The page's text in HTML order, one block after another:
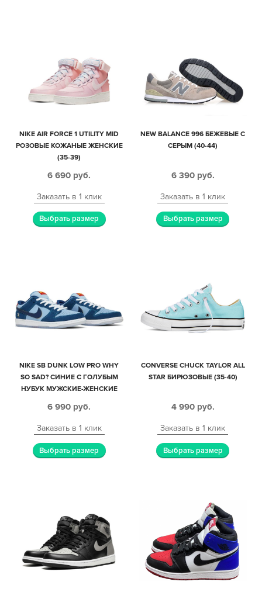
NIKE AIR FORCE 1 UTILITY MID
РОЗОВЫЕ КОЖАНЫЕ ЖЕНСКИЕ
(35-39)
6 690 руб.
Заказать в 1 клик
Выбрать размер
NEW BALANCE 996 БЕЖЕВЫЕ С
СЕРЫМ (40-44)
6 390 руб.
Заказать в 1 клик
Выбрать размер
NIKE SB DUNK LOW PRO WHY
SO SAD? CИНИЕ С ГОЛУБЫМ
НУБУК МУЖСКИЕ-ЖЕНСКИЕ
6 990 руб.
Заказать в 1 клик
Выбрать размер
CONVERSE CHUCK TAYLOR ALL
STAR БИРЮЗОВЫЕ (35-40)
4 990 руб.
Заказать в 1 клик
Выбрать размер